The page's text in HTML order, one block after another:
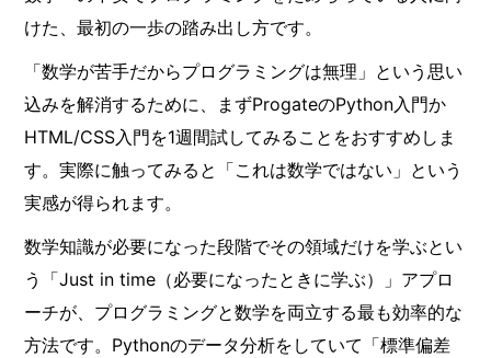
けた、最初の一歩の踏み出し方です。
「数学が苦手だからプログラミングは無理」という思い
込みを解消するために、まずProgateのPython入門か
HTML/CSS入門を1週間試してみることをおすすめしま
す。実際に触ってみると「これは数学ではない」という
実感が得られます。
数学知識が必要になった段階でその領域だけを学ぶとい
う「Just in time（必要になったときに学ぶ）」アプロ
ーチが、プログラミングと数学を両立する最も効率的な
方法です。Pythonのデータ分析をしていて「標準偏差